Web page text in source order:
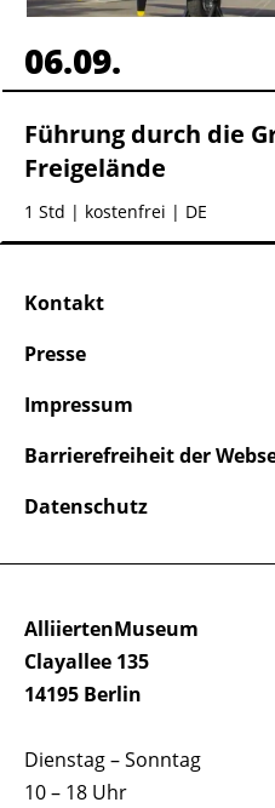
06.09.
Führung durch die
Freigelände
1 Std | kostenfrei | DE
AlliiertenMuseum
Clayallee 135
14195 Berlin
Dienstag – Sonntag
10 – 18 Uhr
Kontakt
Presse
Impressum
Barrierefreiheit der
Datenschutz